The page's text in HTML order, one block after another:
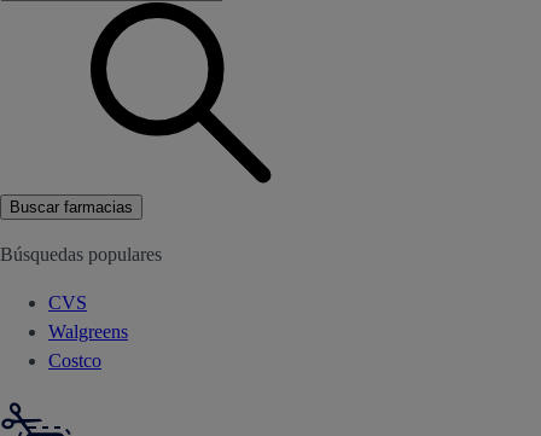
Buscar farmacias
Búsquedas populares
CVS
Walgreens
Costco